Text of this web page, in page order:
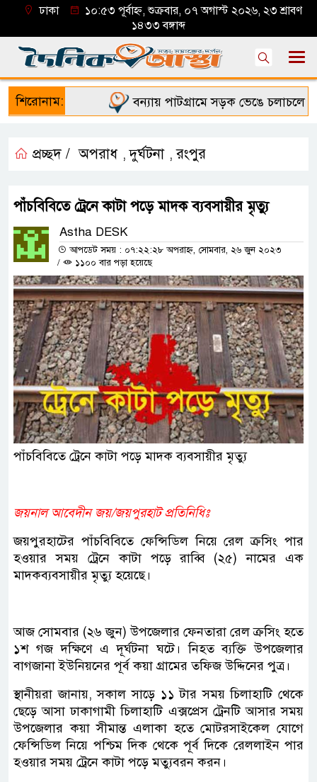
ঢাকা
১০:৫৩ পূর্বাহ্ন, শুক্রবার, ০৭ অগাস্ট ২০২৬, ২৩ শ্রাবণ
১৪৩৩ বঙ্গাব্দ
শিরোনাম: বন্যায় পাটগ্রামে সড়ক ভেঙে চলাচলে
প্রচ্ছদ / অপরাধ ,দুর্ঘটনা ,রংপুর
পাঁচবিবিতে ট্রেনে কাটা পড়ে মাদক ব্যবসায়ীর মৃত্যু
Astha DESK
আপডেট সময় : ০৭:২২:২৮ অপরাহ্ন, সোমবার, ২৬ জুন ২০২৩
/
১১০০ বার পড়া হয়েছে
পাঁচবিবিতে ট্রেনে কাটা পড়ে মাদক ব্যবসায়ীর মৃত্যু
জয়নাল আবেদীন জয়/জয়পুরহাট প্রতিনিধিঃ
জয়পুরহাটের পাঁচবিবিতে ফেন্সিডিল নিয়ে রেল ক্রসিং পার
হওয়ার সময় ট্রেনে কাটা পড়ে রাব্বি (২৫) নামের এক
মাদকব্যবসায়ীর মৃত্যু হয়েছে।
আজ সোমবার (২৬ জুন) উপজেলার ফেনতারা রেল ক্রসিং হতে
১শ গজ দক্ষিণে এ দূর্ঘটনা ঘটে। নিহত ব্যক্তি উপজেলার
বাগজানা ইউনিয়নের পূর্ব কয়া গ্রামের তফিজ উদ্দিনের পুত্র।
স্থানীয়রা জানায়, সকাল সাড়ে ১১ টার সময় চিলাহাটি থেকে
ছেড়ে আসা ঢাকাগামী চিলাহাটি এক্সপ্রেস ট্রেনটি আসার সময়
উপজেলার কয়া সীমান্ত এলাকা হতে মোটরসাইকেল যোগে
ফেন্সিডিল নিয়ে পশ্চিম দিক থেকে পূর্ব দিকে রেললাইন পার
হওয়ার সময় ট্রেনে কাটা পড়ে মত্যুবরন করন।